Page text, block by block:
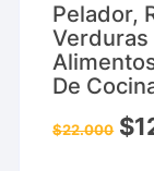
Pelador,
Verduras
De
$22.000 $